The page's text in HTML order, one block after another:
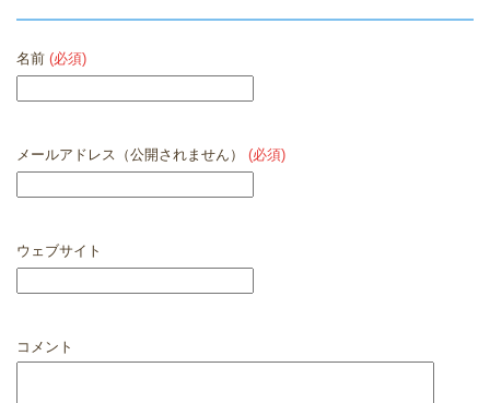
名前 (必須)
メールアドレス（公開されません） (必須)
ウェブサイト
コメント